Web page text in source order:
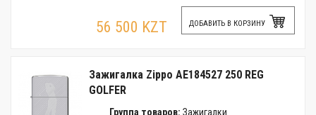
56 500 KZT ДОБАВИТЬ В КОРЗИНУ
Зажигалка Zippo AE184527 250 REG
GOLFER
Группа товаров: Зажигалки